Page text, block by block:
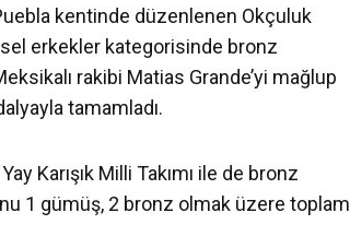
kentinde düzenlenen Okçuluk
erkekler kategorisinde bronz
rakibi Matias Grande’yi mağlup
tamamladı.
Karışık Milli Takımı ile de bronz
1 gümüş, 2 bronz olmak üzere toplam